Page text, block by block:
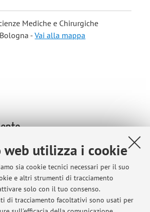
web utilizza i cookie
sia cookie tecnici necessari per il suo
e altri strumenti di tracciamento
solo con il tuo consenso.
di tracciamento facoltativi sono usati per
Mediche e Chirurgiche
-Vai alla mappa
degli studenti previo
email.
i martedi dalle h 11.00-12.00 presso il
PAd 23 3° piano ala E stanza N.